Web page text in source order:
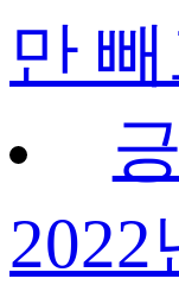
만
2022